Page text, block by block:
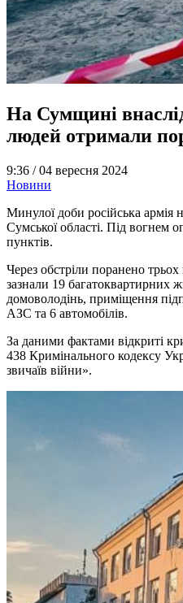
На Сумщині
людей отримали
9:36 /04 вересня 2024
Новини
Минулої доби російська армія
Сумської області. Під вогнем
пунктів.
Через обстріли поранено
зазнали 19 багатоквартирних
домоволодінь, приміщення
АЗС та 6 автомобілів.
За даними фактами відкриті
438 Кримінального кодексу
звичаїв війни».